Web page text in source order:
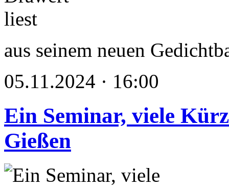
aus seinem neuen
05.11.2024 · 16:00
Ein Seminar, viele
Gießen